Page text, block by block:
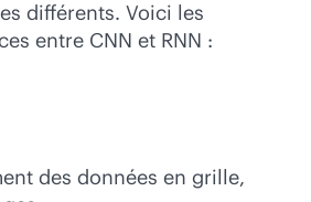
différents. Voici les
entre CNN et RNN :
des données en grille,